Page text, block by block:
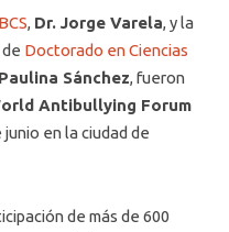
, Dr. Jorge Varela, y la
Doctorado en Ciencias
Paulina Sánchez, fueron
Antibullying Forum
en la ciudad de
de más de 600